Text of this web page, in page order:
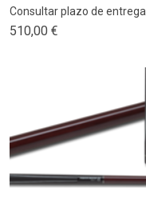
Consultar plazo de entrega
510,00 €